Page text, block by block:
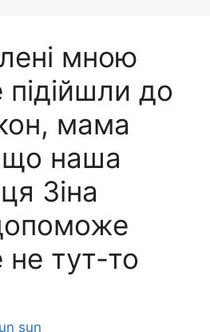
мною
до
мама
що наша
Зіна
не тут-то
sun